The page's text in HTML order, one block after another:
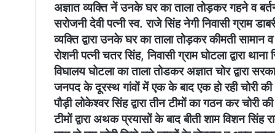
अज्ञात व्यक्ति नें उनके घर का ताला तोड़कर गहने व
सरोजनी देवी पत्नी स्व. राजे सिंह नेगी निवासी ग्राम
व्यक्ति द्वारा उनके घर का ताला तोड़कर कीमती
रोशनी पत्नी चतर सिंह, निवासी ग्राम घोटला द्वारा
विघालय घोटला का ताला तोडकर अज्ञात चोर द्वारा
जनपद के दूरस्थ गांवों में एक के बाद एक हो रही चोरी
पौड़ी लोकेश्वर सिंह द्वारा तीन टीमों का गठन कर
टीमों द्वारा अथक प्रयासों के बाद बीती शाम विशन सिंह